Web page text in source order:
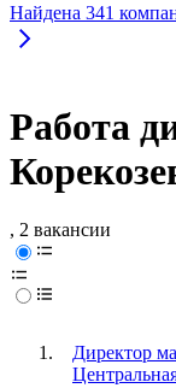
Найдена 341
Работа
, 2 вакансии
Директор